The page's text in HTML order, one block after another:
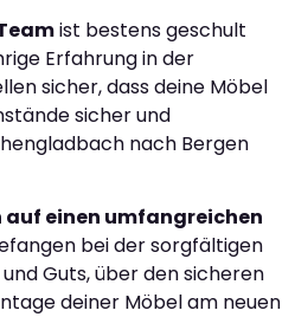
ist bestens geschult
Erfahrung in der
sicher, dass deine Möbel
sicher und
nach Bergen
auf einen umfangreichen
bei der sorgfältigen
Guts, über den sicheren
deiner Möbel am neuen